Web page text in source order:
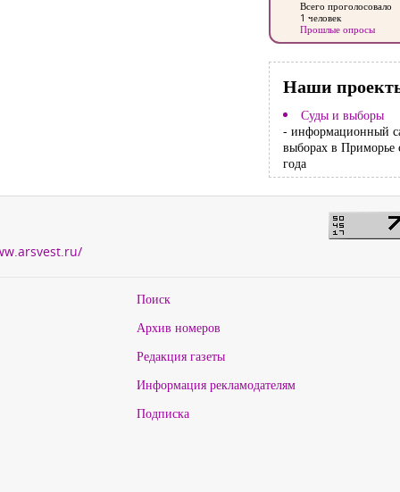
Всего проголосовало
1 человек
Прошлые опросы
Наши
Суды и выборы
- информационный
выборах в Приморье
года
Поиск
Архив номеров
Редакция газеты
Информация рекламодателям
Подписка